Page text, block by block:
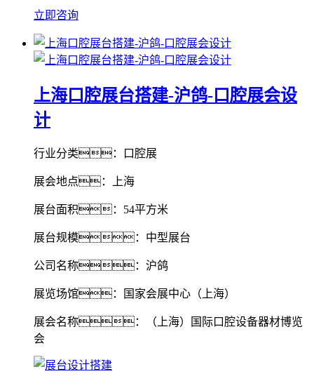
立即咨询
上海口腔展台搭建-沪鸽-口腔展会设
计
行业分类：口腔展
展会地点：上海
展台面积：54平方米
展台规模：中型展台
公司名称：沪鸽
展览场馆：国家会展中心（上海）
展会名称：（上海）国际口腔设备器材博览
会